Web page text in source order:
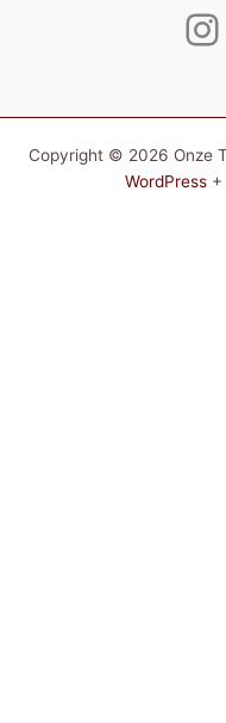
Copyright © 2026 Onze
WordPress +